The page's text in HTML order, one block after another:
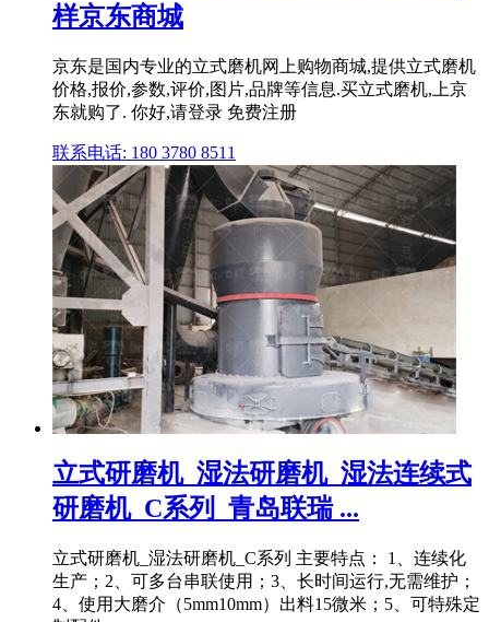
样京东商城
京东是国内专业的立式磨机网上购物商城,提供立式磨机
价格,报价,参数,评价,图片,品牌等信息.买立式磨机,上京
东就购了. 你好,请登录 免费注册
联系电话: 180 3780 8511
立式研磨机_湿法研磨机_湿法连续式
研磨机_C系列_青岛联瑞 ...
立式研磨机_湿法研磨机_C系列 主要特点： 1、连续化
生产；2、可多台串联使用；3、长时间运行,无需维护；
4、使用大磨介（5mm10mm）出料15微米；5、可特殊定